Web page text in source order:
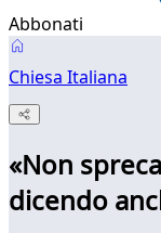
Abbonati
Chiesa Italiana
«Non
dicendo